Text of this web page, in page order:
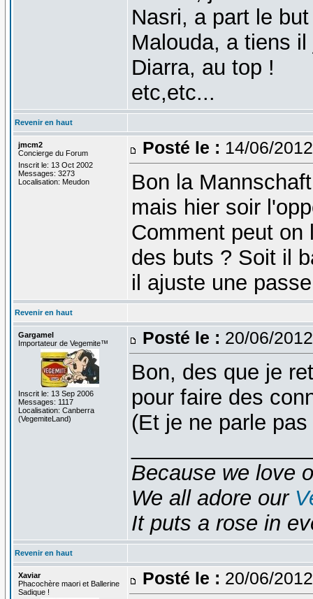
Nasri, a part le
Malouda, a tiens
Diarra, au top !
etc,etc...
Revenir en haut
jmcm2
Concierge du Forum
Inscrit le: 13 Oct 2002
Messages: 3273
Localisation: Meudon
Posté le : 14/06/
Bon la
mais hier soir
Comment peut on
des buts ? Soit il
il ajuste une
Revenir en haut
Gargamel
Importateur de Vegemite™
Inscrit le: 13 Sep 2006
Messages: 1117
Localisation: Canberra
(VegemiteLand)
Posté le : 20/06/
Bon, des que je
pour faire des
(Et je ne parle
Because we love
We all adore our
It puts a rose in
Revenir en haut
Xaviar
Phacochère maori et Ballerine
Sadique !
Posté le : 20/06/